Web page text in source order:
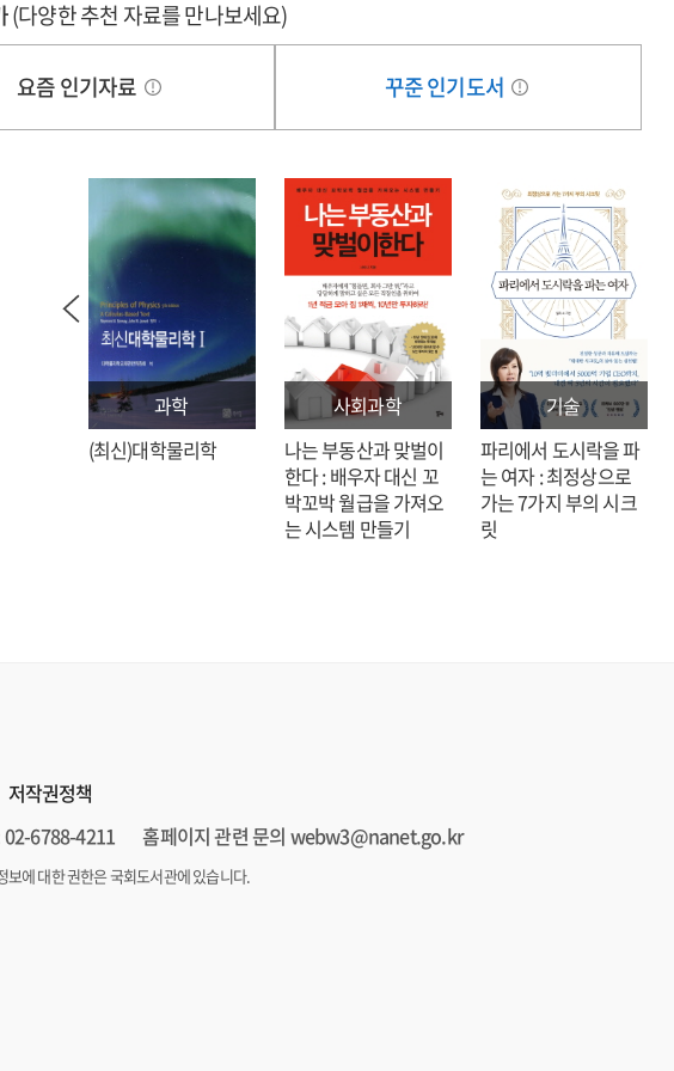
(다양한 추천 자료를 만나보세요)
요즘 인기자료 꾸준 인기도서
과학
(최신)대학물리학
사회과학
나는 부동산과 맞벌이
한다 : 배우자 대신 꼬
박꼬박 월급을 가져오
는 시스템 만들기
기술
파리에서 도시락을 파
는 여자 : 최정상으로
가는 7가지 부의 시크
릿
저작권정책
02-6788-4211 홈페이지 관련 문의 webw3@nanet.go.kr
에 대한 권한은 국회도서관에 있습니다.